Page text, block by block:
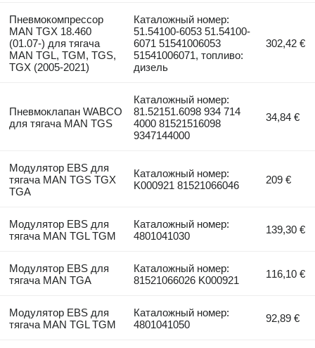
Пневмокомпрессор
MAN TGX 18.460
(01.07-) для тягача
MAN TGL, TGM, TGS,
TGX (2005-2021)
Каталожный номер:
51.54100-6053 51.54100-
6071 51541006053
51541006071, топливо:
дизель
302,42 €
Пневмоклапан WABCO
для тягача MAN TGS
Каталожный номер:
81.52151.6098 934 714
4000 81521516098
9347144000
34,84 €
Модулятор EBS для
тягача MAN TGS TGX
TGA
Каталожный номер:
K000921 81521066046
209 €
Модулятор EBS для
тягача MAN TGL TGM
Каталожный номер:
4801041030
139,30 €
Модулятор EBS для
тягача MAN TGA
Каталожный номер:
81521066026 K000921
116,10 €
Модулятор EBS для
тягача MAN TGL TGM
Каталожный номер:
4801041050
92,89 €